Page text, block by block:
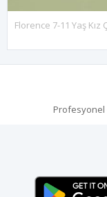
Profesyonel